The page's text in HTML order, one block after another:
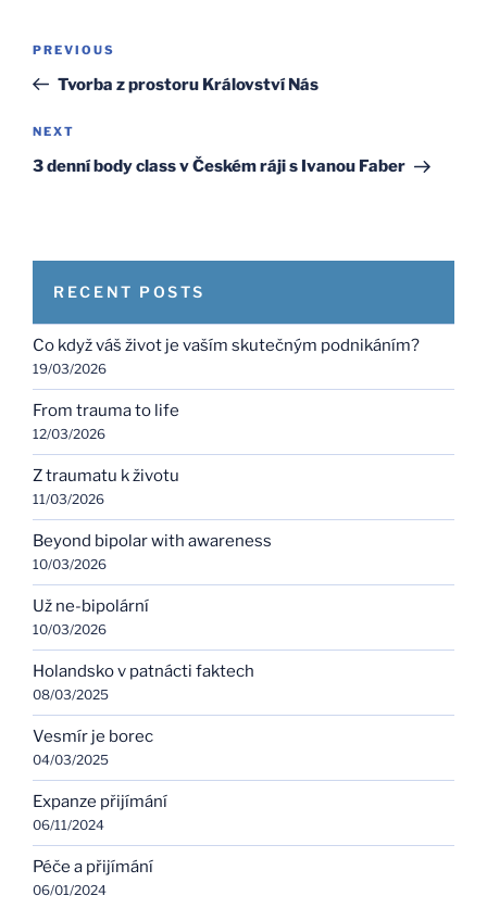
Previous
Post
PREVIOUS
Tvorba z prostoru Království Nás
Next
Post
NEXT
3 denní body class v Českém ráji s Ivanou Faber
RECENT POSTS
Co když váš život je vaším skutečným podnikáním?
19/03/2026
From trauma to life
12/03/2026
Z traumatu k životu
11/03/2026
Beyond bipolar with awareness
10/03/2026
Už ne-bipolární
10/03/2026
Holandsko v patnácti faktech
08/03/2025
Vesmír je borec
04/03/2025
Expanze přijímání
06/11/2024
Péče a přijímání
06/01/2024